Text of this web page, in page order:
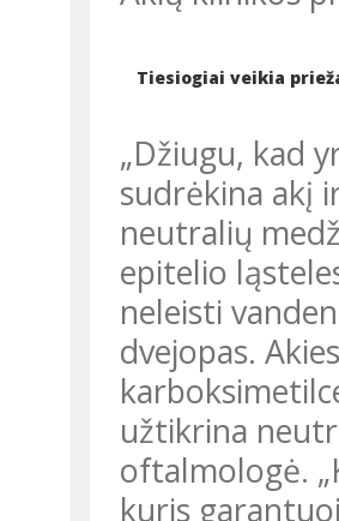
Tiesiogiai veikia
„Džiugu, kad
sudrėkina akį
neutralių
epitelio
neleisti
dvejopas.
užtikrina
oftalmologė.
kuris